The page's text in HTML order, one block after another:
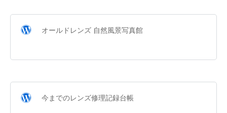
オールドレンズ 自然風景写真館
今までのレンズ修理記録台帳